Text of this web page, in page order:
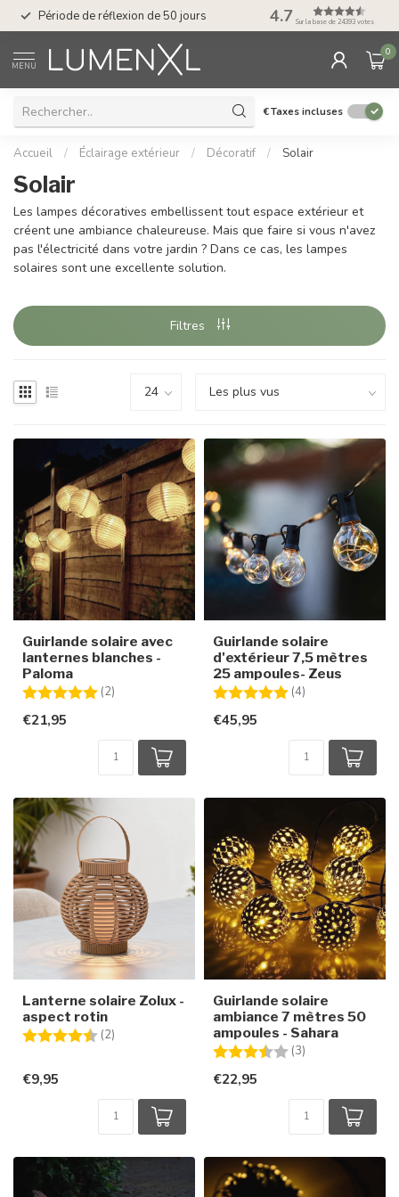
Période de réflexion de 50 jours Service : du lundi
17.00
4.7 Sur la base de 24393 votes
MENU
0
€Taxes incluses
Accueil / Éclairage extérieur / Décoratif / Solair
Solair
Les lampes décoratives embellissent tout espace extérieur et
créent une ambiance chaleureuse. Mais que faire si vous n'avez
pas l'électricité dans votre jardin ? Dans ce cas, les lampes
solaires sont une excellente solution.
Filtres
Guirlande solaire avec
lanternes blanches -
Paloma
Note:
(2)
€21,95
Guirlande solaire
d'extérieur 7,5 mètres
25 ampoules- Zeus
Note:
(4)
€45,95
Lanterne solaire Zolux -
aspect rotin
Note:
(2)
€9,95
Guirlande solaire
ambiance 7 mètres 50
ampoules - Sahara
Note:
(3)
€22,95